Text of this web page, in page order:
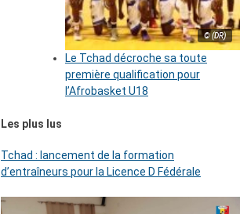
© (DR)
Le Tchad décroche sa toute
première qualification pour
l’Afrobasket U18
Les plus lus
Tchad : lancement de la formation
d’entraîneurs pour la Licence D Fédérale